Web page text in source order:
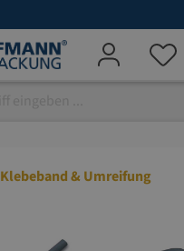
Klebeband & Umreifung